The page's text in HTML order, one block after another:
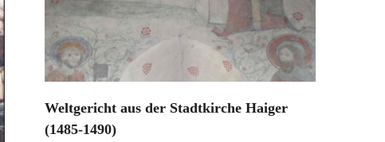
Weltgericht aus der Stadtkirche Haiger
(1485-1490)